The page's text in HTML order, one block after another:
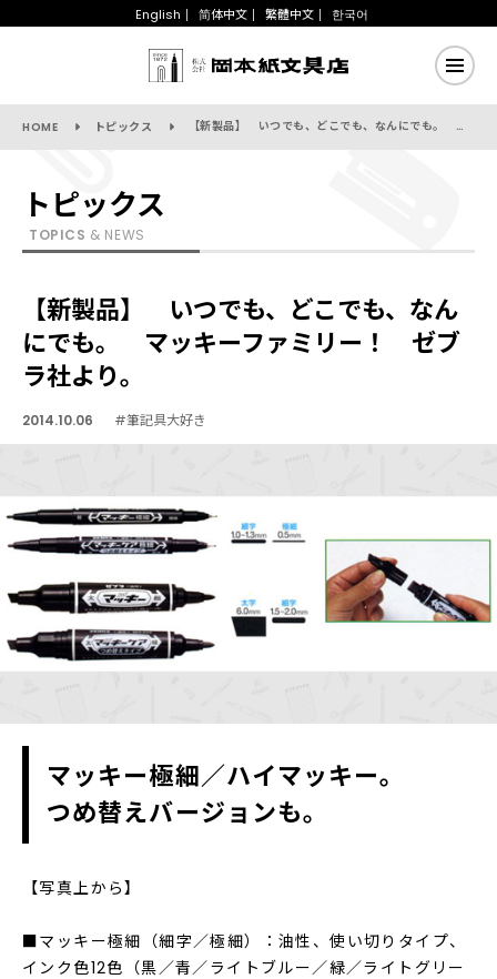
English 简体中文 繁體中文 한국어
HOME トピックス 【新製品】 いつでも、どこでも、なんにでも。 マッキーファミリー！ ゼブラ社より。
トピックス
TOPICS & NEWS
【新製品】 いつでも、どこでも、なん
にでも。 マッキーファミリー！ ゼブ
ラ社より。
2014.10.06 #筆記具大好き
マッキー極細／ハイマッキー。
つめ替えバージョンも。
【写真上から】
■マッキー極細（細字／極細）：油性、使い切りタイプ、
インク色12色（黒／青／ライトブルー／緑／ライトグリー